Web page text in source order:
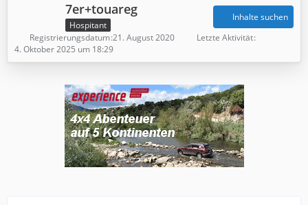
7er+touareg
Hospitant
Inhalte suchen
Registrierungsdatum 21. August 2020
Letzte Aktivität
4. Oktober 2025 um 18:29